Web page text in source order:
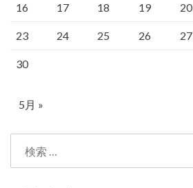
16 17 18 19 20
23 24 25 26 27
30
5月 »